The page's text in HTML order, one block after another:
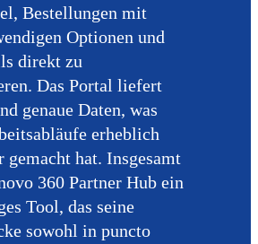
Bestellungen mit
Optionen und
direkt zu
Das Portal liefert
genaue Daten, was
erheblich
hat. Insgesamt
360 Partner Hub ein
Tool, das seine
sowohl in puncto